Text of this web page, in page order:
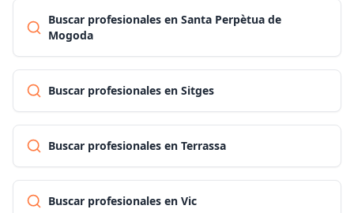
Buscar profesionales en Santa Perpètua de
Mogoda
Buscar profesionales en Sitges
Buscar profesionales en Terrassa
Buscar profesionales en Vic